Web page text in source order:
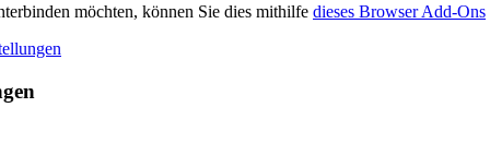
möchten, können Sie dies mithilfe dieses Browser Add-Ons